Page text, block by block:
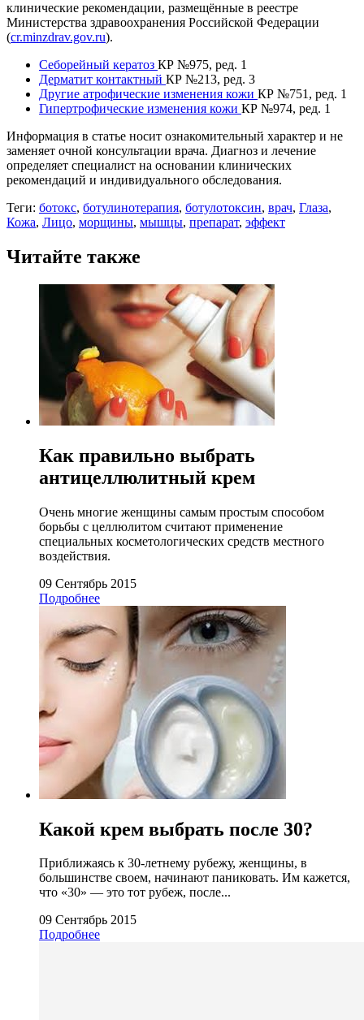
клинические рекомендации, размещённые в реестре
Министерства здравоохранения Российской Федерации
(cr.minzdrav.gov.ru).
Себорейный кератоз КР №975, ред. 1
Дерматит контактный КР №213, ред. 3
Другие атрофические изменения кожи КР №751, ред. 1
Гипертрофические изменения кожи КР №974, ред. 1
Информация в статье носит ознакомительный характер и не
заменяет очной консультации врача. Диагноз и лечение
определяет специалист на основании клинических
рекомендаций и индивидуального обследования.
Теги: ботокс, ботулинотерапия, ботулотоксин, врач, Глаза,
Кожа, Лицо, морщины, мышцы, препарат, эффект
Читайте также
Как правильно выбрать
антицеллюлитный крем
Очень многие женщины самым простым способом
борьбы с целлюлитом считают применение
специальных косметологических средств местного
воздействия.
09 Сентябрь 2015
Подробнее
Какой крем выбрать после 30?
Приближаясь к 30-летнему рубежу, женщины, в
большинстве своем, начинают паниковать. Им кажется,
что «30» — это тот рубеж, после...
09 Сентябрь 2015
Подробнее